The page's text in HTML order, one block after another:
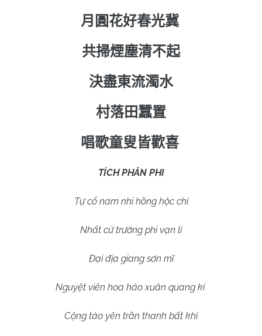
月圓花好春光冀
共掃煙塵清不起
決盡東流濁水
村落田蠶置
唱歌童叟皆歡喜
TÍCH PHÂN PHI
Tự cổ nam nhi hồng hộc chí
Nhất cử trường phi vạn lí
Đại địa giang sơn mĩ
Nguyệt viên hoa hảo xuân quang kí
Cộng tảo yên trần thanh bất khỉ